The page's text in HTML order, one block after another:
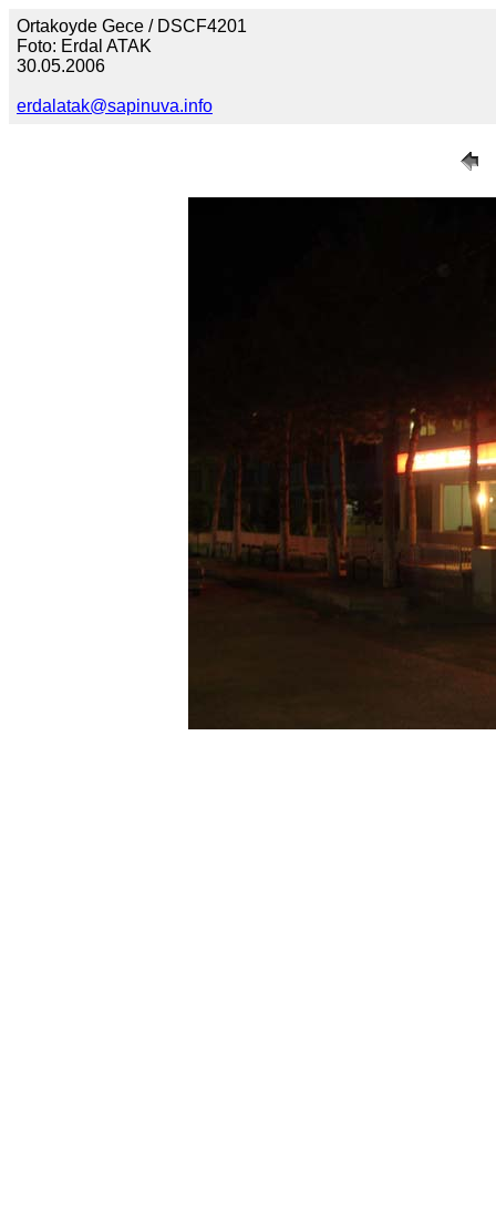
Ortakoyde Gece / DSCF4201
Foto: Erdal ATAK
30.05.2006
erdalatak@sapinuva.info